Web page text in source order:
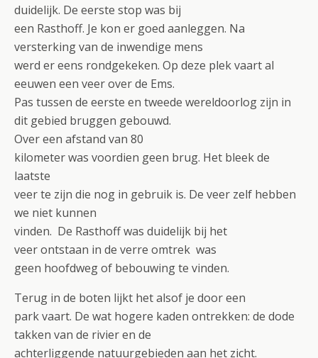
duidelijk. De eerste stop was bij
een Rasthoff. Je kon er goed aanleggen. Na
versterking van de inwendige mens
werd er eens rondgekeken. Op deze plek vaart al
eeuwen een veer over de Ems.
Pas tussen de eerste en tweede wereldoorlog zijn in
dit gebied bruggen gebouwd.
Over een afstand van 80
kilometer was voordien geen brug. Het bleek de
laatste
veer te zijn die nog in gebruik is. De veer zelf hebben
we niet kunnen
vinden. De Rasthoff was duidelijk bij het
veer ontstaan in de verre omtrek was
geen hoofdweg of bebouwing te vinden.
Terug in de boten lijkt het alsof je door een
park vaart. De wat hogere kaden ontrekken: de dode
takken van de rivier en de
achterliggende natuurgebieden aan het zicht.